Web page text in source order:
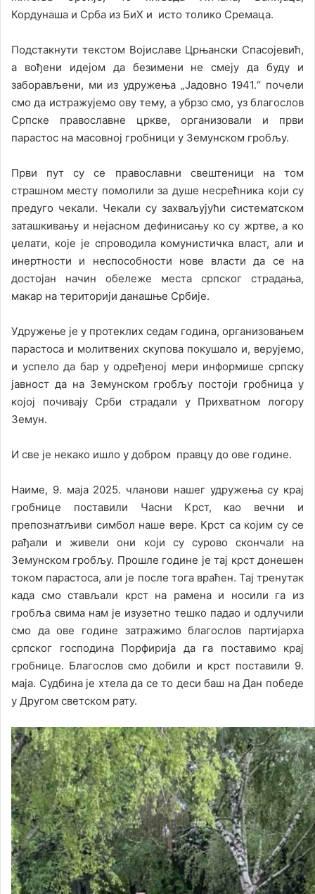
Кордунаша и Срба из БиХ и исто толико Сремаца.
Подстакнути текстом Војиславе Црњански Спасојевић,
а вођени идејом да безимени не смеју да буду и
заборављени, ми из удружења „Јадовно 1941.“ почели
смо да истражујемо ову тему, а убрзо смо, уз благослов
Српске православне цркве, организовали и први
парастос на масовној гробници у Земунском гробљу.
Први пут су се православни свештеници на том
страшном месту помолили за душе несрећника који су
предуго чекали. Чекали су захваљујући систематском
заташкивању и нејасном дефинисању ко су жртве, а ко
џелати, које је спроводила комунистичка власт, али и
инертности и неспособности нове власти да се на
достојан начин обележе места српског страдања,
макар на територији данашње Србије.
Удружење је у протеклих седам година, организовањем
парастоса и молитвених скупова покушало и, верујемо,
и успело да бар у одређеној мери информише српску
јавност да на Земунском гробљу постоји гробница у
којој почивају Срби страдали у Прихватном логору
Земун.
И све је некако ишло у добром правцу до ове године.
Наиме, 9. маја 2025. чланови нашег удружења су крај
гробнице поставили Часни Крст, као вечни и
препознатљиви симбол наше вере. Крст са којим су се
рађали и живели они који су сурово скончали на
Земунском гробљу. Прошле године је тај крст донешен
током парастоса, али је после тога враћен. Тај тренутак
када смо стављали крст на рамена и носили га из
гробља свима нам је изузетно тешко падао и одлучили
смо да ове године затражимо благослов партијарха
српског господина Порфирија да га поставимо крај
гробнице. Благослов смо добили и крст поставили 9.
маја. Судбина је хтела да се то деси баш на Дан победе
у Другом светском рату.